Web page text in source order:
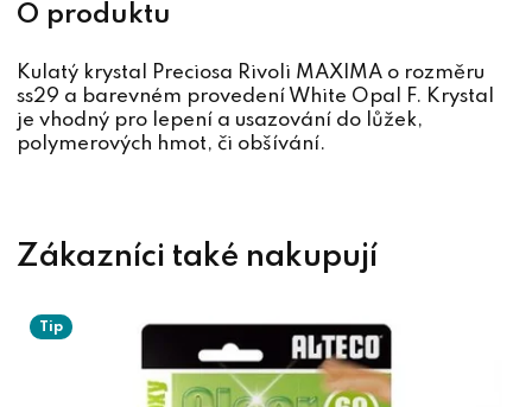
Kulatý krystal Preciosa Rivoli MAXIMA o rozměru
ss29 a barevném provedení White Opal F. Krystal
je vhodný pro lepení a usazování do lůžek,
polymerových hmot, či obšívání.
Tip